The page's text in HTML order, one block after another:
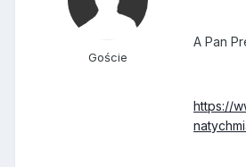
Goście
A Pan
https://